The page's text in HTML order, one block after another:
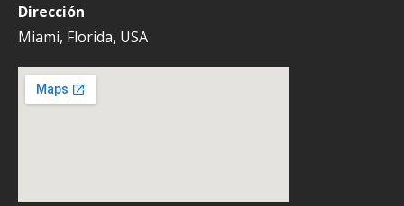
Dirección
Miami, Florida, USA